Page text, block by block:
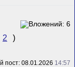
2 )
пост: 08.01.2026 14:57